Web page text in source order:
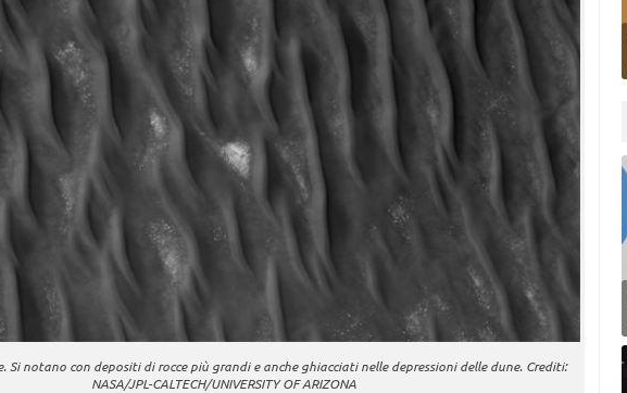
Si notano con depositi di rocce più grandi e anche ghiacciati nelle depressioni delle dune. Crediti:
NASA/JPL-CALTECH/UNIVERSITY OF ARIZONA